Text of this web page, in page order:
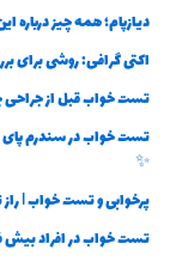
دیازپام؛ همه چیز درباره
اکتی گرافی: روشی برای
تست خواب قبل از جراحی
تست خواب در سندرم
✨
پرخوابی و تست خواب |
تست خواب در افراد بیش